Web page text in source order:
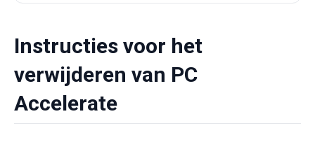
Instructies voor het
verwijderen van PC
Accelerate